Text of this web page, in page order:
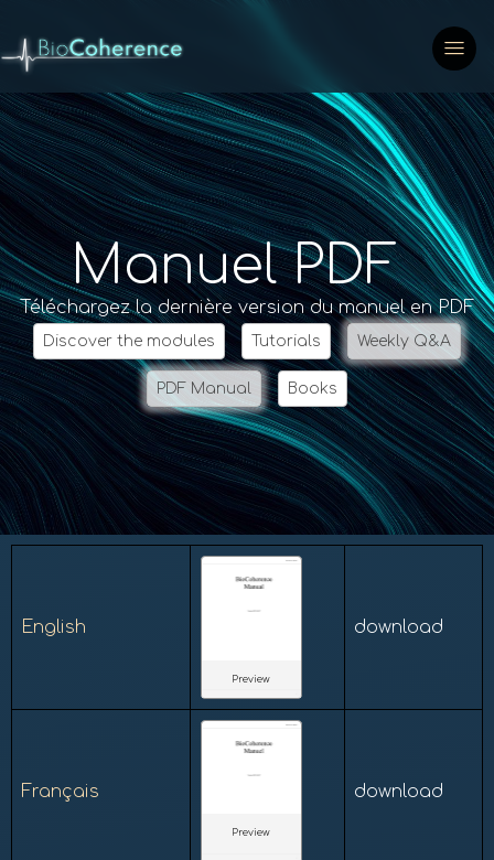
Manuel PDF
Téléchargez la dernière version du manuel en PDF
Discover the modules Tutorials Weekly Q&A
PDF Manual Books
English
Preview
download
Français
Preview
download